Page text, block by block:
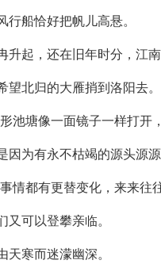
船恰好把帆儿高悬。
起，还在旧年时分，江南
北归的大雁捎到洛阳去。
池塘像一面镜子一样打开
为有永不枯竭的源头源源
情都有更替变化，来来往
可以登攀亲临。
寒而迷濛幽深。